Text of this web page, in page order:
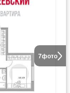
7фото